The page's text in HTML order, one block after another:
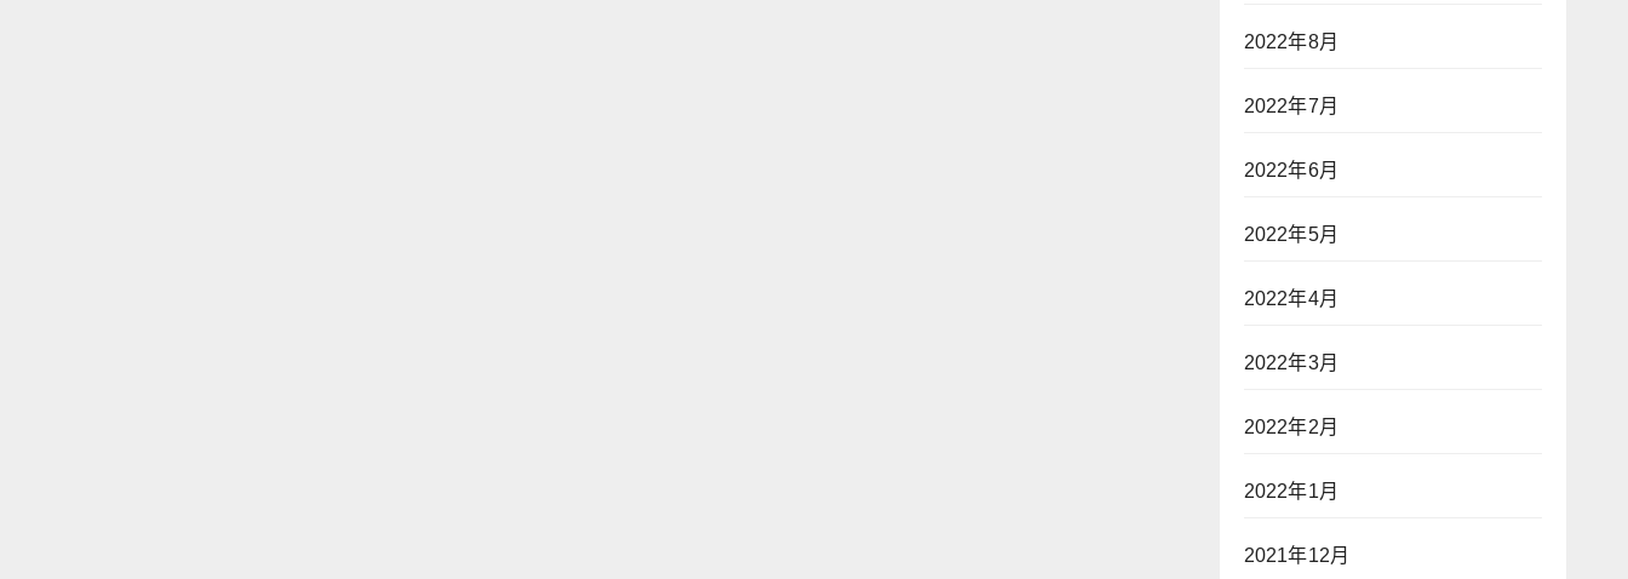
2022年8月
2022年7月
2022年6月
2022年5月
2022年4月
2022年3月
2022年2月
2022年1月
2021年12月